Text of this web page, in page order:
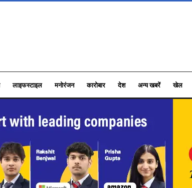
लाइफस्टाइल मनोरंजन कारोबार देश अन्य खबरें खेल